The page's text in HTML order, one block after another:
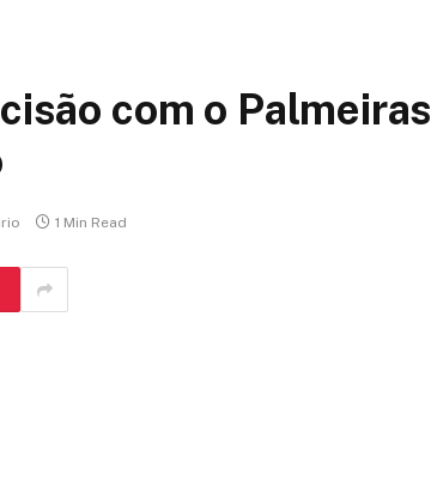
com o Palmeiras
1 Min Read